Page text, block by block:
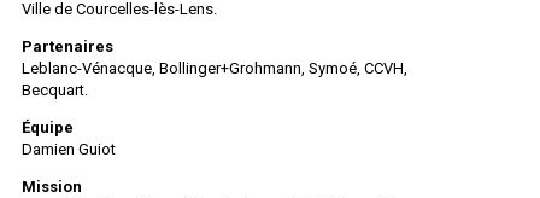
Ville de Courcelles-lès-Lens.
Partenaires
Leblanc-Vénacque, Bollinger+Grohmann, Symoé, CCVH,
Becquart.
Équipe
Damien Guiot
Mission